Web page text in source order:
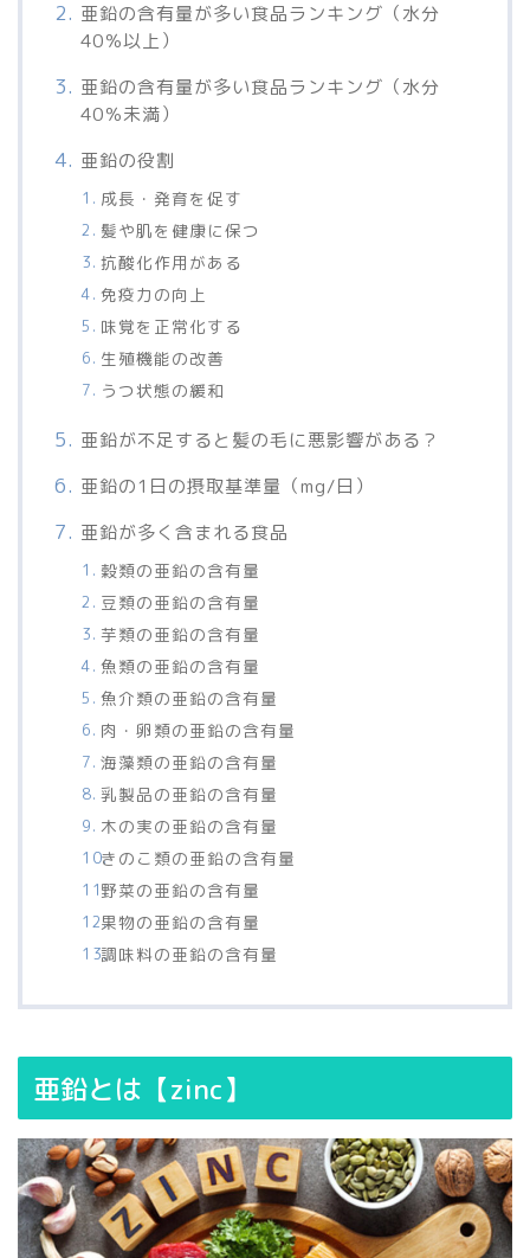
亜鉛の含有量が多い食品ランキング（水分
40％以上）
亜鉛の含有量が多い食品ランキング（水分
40％未満）
亜鉛の役割
成長・発育を促す
髪や肌を健康に保つ
抗酸化作用がある
免疫力の向上
味覚を正常化する
生殖機能の改善
うつ状態の緩和
亜鉛が不足すると髪の毛に悪影響がある？
亜鉛の1日の摂取基準量（mg/日）
亜鉛が多く含まれる食品
穀類の亜鉛の含有量
豆類の亜鉛の含有量
芋類の亜鉛の含有量
魚類の亜鉛の含有量
魚介類の亜鉛の含有量
肉・卵類の亜鉛の含有量
海藻類の亜鉛の含有量
乳製品の亜鉛の含有量
木の実の亜鉛の含有量
きのこ類の亜鉛の含有量
野菜の亜鉛の含有量
果物の亜鉛の含有量
調味料の亜鉛の含有量
亜鉛とは【zinc】